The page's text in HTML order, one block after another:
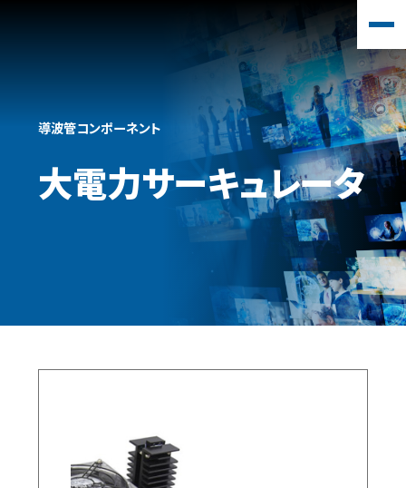
導波管コンポーネント
大電力サーキュレータ